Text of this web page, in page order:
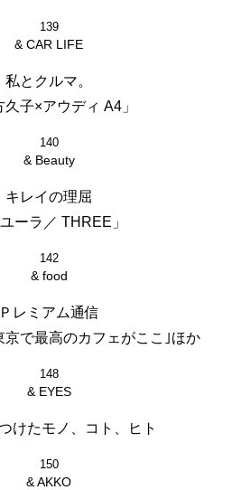
139
& CAR LIFE
私とクルマ。
久子×アウディ A4」
140
& Beauty
キレイの理屈
ユーラ／ THREE」
142
& food
Ｐレミアム通信
京で最高のカフェがここ｣ほか
148
& EYES
けたモノ、コト、ヒト
150
& AKKO